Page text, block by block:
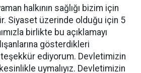
halkının sağlığı bizim için
Siyaset üzerinde olduğu için 5
birlikte bu açıklamayı
gösterdikleri
teşekkür ediyorum. Devletimizin
uymalıyız. Devletimizin